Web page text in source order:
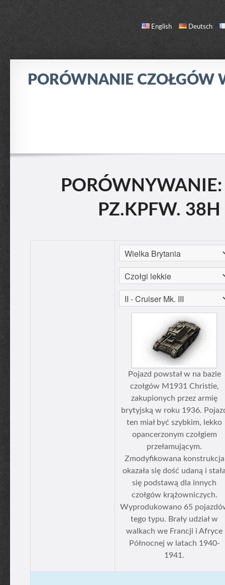
English Deutsch
PORÓWNANIE CZOŁGÓW
O NAS / KONTAKT
PZ.KPFW.
Pojazd powstał w na bazie
czołgów М1931 Christie,
zakupionych przez armię
brytyjską w roku 1936.
ten miał być szybkim, lekko
opancerzonym czołgiem
przełamującym.
Zmodyfikowana konstrukcja
okazała się dość udaną i
się podstawą dla innych
czołgów krążowniczych.
Wyprodukowano 65
tego typu. Brały udział w
walkach we Francji i Afryce
Północnej w latach 1940-
1941.